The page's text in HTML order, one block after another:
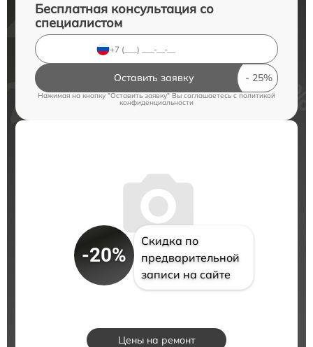
Бесплатная консультация со
специалистом
Оставить заявку
Нажимая на кнопку "Оставить заявку" Вы соглашаетесь cполитикой
конфиденциальности
-20%
Скидка по
предварительной
записи на сайте
Цены на ремонт